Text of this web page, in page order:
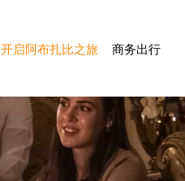
开启阿布扎比之旅 商务出行